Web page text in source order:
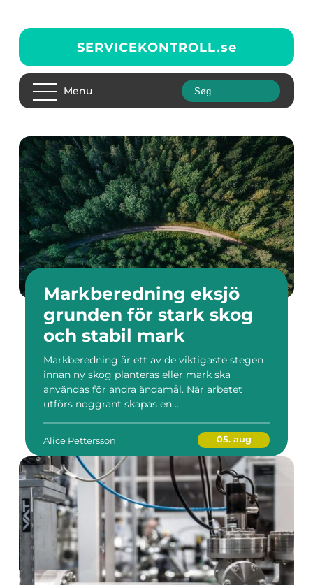
SERVICEKONTROLL.se
Menu
Markberedning eksjö
grunden för stark skog
och stabil mark
Markberedning är ett av de viktigaste stegen
innan ny skog planteras eller mark ska
användas för andra ändamål. När arbetet
utförs noggrant skapas en ...
Alice Pettersson 05. aug